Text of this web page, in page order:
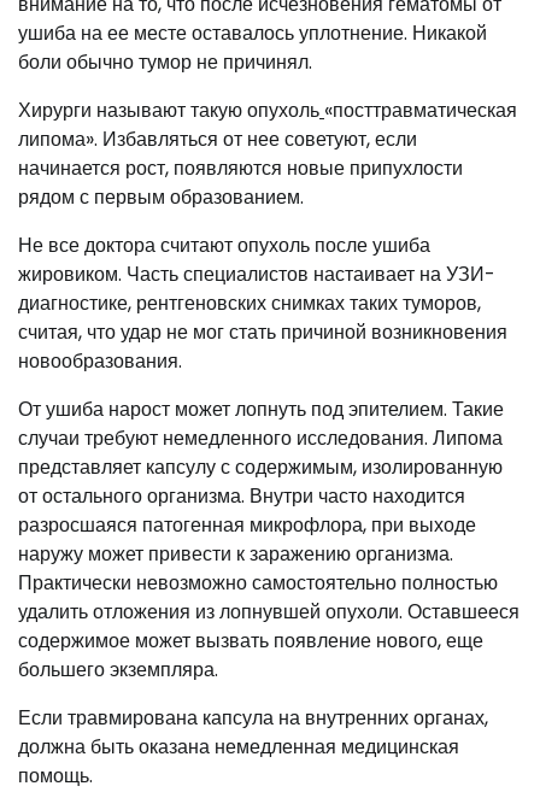
ушиба на ее месте оставалось уплотнение. Никакой
боли обычно тумор не причинял.
Хирурги называют такую опухоль «посттравматическая
липома». Избавляться от нее советуют, если
начинается рост, появляются новые припухлости
рядом с первым образованием.
Не все доктора считают опухоль после ушиба
жировиком. Часть специалистов настаивает на УЗИ-
диагностике, рентгеновских снимках таких туморов,
считая, что удар не мог стать причиной возникновения
новообразования.
От ушиба нарост может лопнуть под эпителием. Такие
случаи требуют немедленного исследования. Липома
представляет капсулу с содержимым, изолированную
от остального организма. Внутри часто находится
разросшаяся патогенная микрофлора, при выходе
наружу может привести к заражению организма.
Практически невозможно самостоятельно полностью
удалить отложения из лопнувшей опухоли. Оставшееся
содержимое может вызвать появление нового, еще
большего экземпляра.
Если травмирована капсула на внутренних органах,
должна быть оказана немедленная медицинская
помощь.